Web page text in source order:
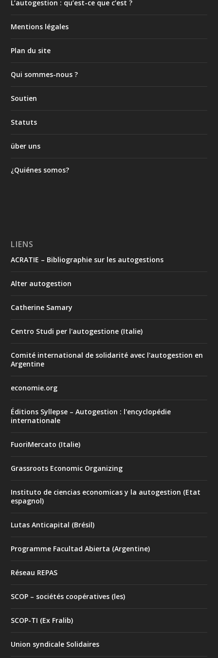
L’autogestion : qu’est-ce que c’est ?
Mentions légales
Plan du site
Qui sommes-nous ?
Soutien
Statuts
über uns
¿Quiénes somos?
LIENS
ACRATIE – Bibliographie sur les autogestions
Alter autogestion
Catherine Samary
Centro Studi per l'autogestione (Italie)
Comité international de solidarité avec l'autogestion en
Argentine
economie.org
Éditions Syllepse – Autogestion : l'encyclopédie
internationale
FuoriMercato (Italie)
Grassroots Economic Organizing
Instituto de ciencias economicas y la autogestion (Etat
espagnol)
Lutas Anticapital (Brésil)
Programme Facultad Abierta (Argentine)
Réseau REPAS
SCOP – sociétés coopératives (les)
SCOP-TI (Ex Fralib)
Union syndicale Solidaires